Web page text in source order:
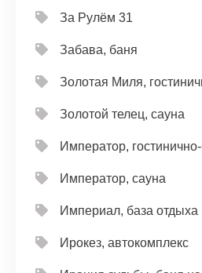
За Рулём 31
Забава, баня
Золотая Миля,
Золотой телец, сауна
Император,
Император, сауна
Империал, база отдыха
Ирокез, автокомплекс